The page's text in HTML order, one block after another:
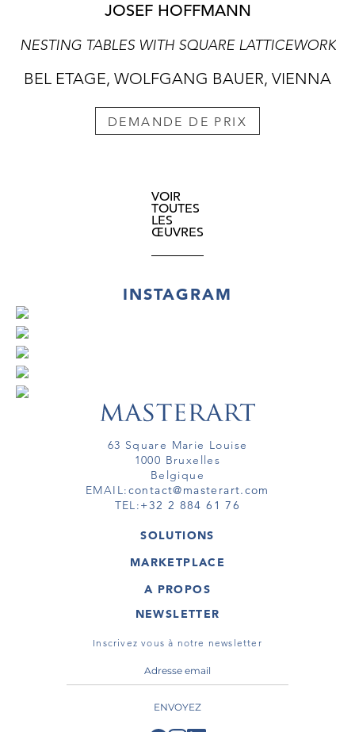
JOSEF HOFFMANN
NESTING TABLES WITH SQUARE LATTICEWORK
BEL ETAGE, WOLFGANG BAUER, VIENNA
DEMANDE DE PRIX
VOIR
TOUTES
LES
ŒUVRES
INSTAGRAM
63 Square Marie Louise
1000 Bruxelles
Belgique
EMAIL:contact@masterart.com
TEL:+32 2 884 61 76
SOLUTIONS
GALERIE
ARTISTE
TOUR VIRTUEL
MARKETPLACE
OEUVRES D'ART
TOURS VIRTUELS
A PROPOS
MASTERART
CONDITIONS GÉNÉRALES
NEWSLETTER
Inscrivez vous à notre newsletter
ENVOYEZ